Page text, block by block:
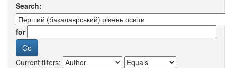
Search:
for
Current filters: